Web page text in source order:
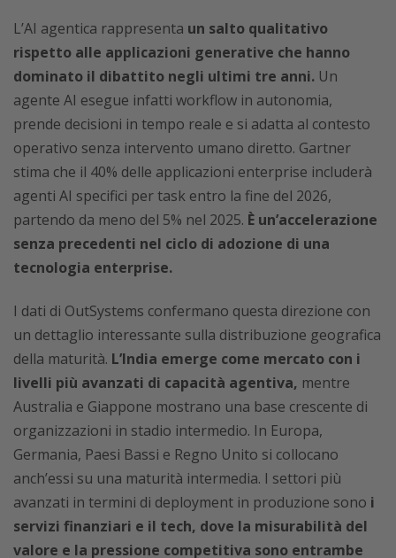
L’AI agentica rappresenta un salto qualitativo
rispetto alle applicazioni generative che hanno
dominato il dibattito negli ultimi tre anni. Un
agente AI esegue infatti workflow in autonomia,
prende decisioni in tempo reale e si adatta al contesto
operativo senza intervento umano diretto. Gartner
stima che il 40% delle applicazioni enterprise includerà
agenti AI specifici per task entro la fine del 2026,
partendo da meno del 5% nel 2025. È un’accelerazione
senza precedenti nel ciclo di adozione di una
tecnologia enterprise.
I dati di OutSystems confermano questa direzione con
un dettaglio interessante sulla distribuzione geografica
della maturità. L’India emerge come mercato con i
livelli più avanzati di capacità agentiva, mentre
Australia e Giappone mostrano una base crescente di
organizzazioni in stadio intermedio. In Europa,
Germania, Paesi Bassi e Regno Unito si collocano
anch’essi su una maturità intermedia. I settori più
avanzati in termini di deployment in produzione sono i
servizi finanziari e il tech, dove la misurabilità del
valore e la pressione competitiva sono entrambe